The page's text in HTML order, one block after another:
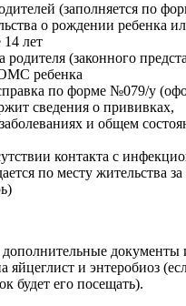
(заполняется по
о рождении ребенка
14 лет
родителя (законного
ребенка
по форме №079/у
сведения о прививках,
и общем
контакта с
по месту жительства
документы
яйцеглист и энтеробиоз
будет его посещать).